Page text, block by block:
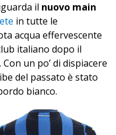
il nuovo main
in tutte le
acqua effervescente
italiano dopo il
un po’ di dispiacere
del passato è stato
bianco.